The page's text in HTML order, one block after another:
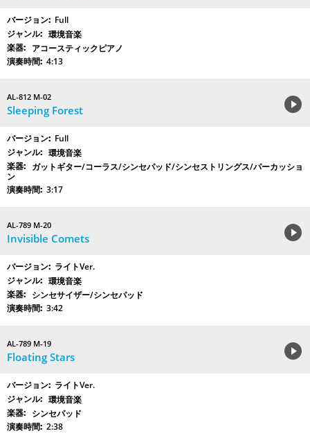
Full
環境音楽
アコースティックピアノ
4:13
AL-812 M-02
Sleeping Forest
Full
環境音楽
ガットギター/コーラス/シンセパッド/シンセストリングス/パーカッショ
ン
3:17
AL-789 M-20
Invisible Comets
ライトVer.
環境音楽
シンセサイザー/シンセパッド
3:42
AL-789 M-19
Floating Stars
ライトVer.
環境音楽
シンセパッド
2:38